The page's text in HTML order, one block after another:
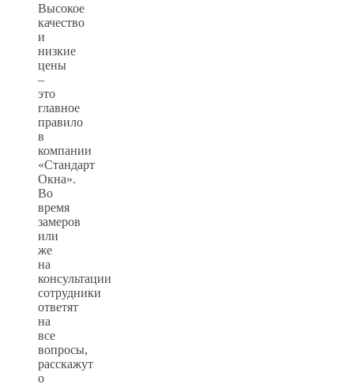
Высокое
качество
и
низкие
цены
–
это
главное
правило
в
компании
«Стандарт
Окна».
Во
время
замеров
или
же
на
консультации
сотрудники
ответят
на
все
вопросы,
расскажут
о